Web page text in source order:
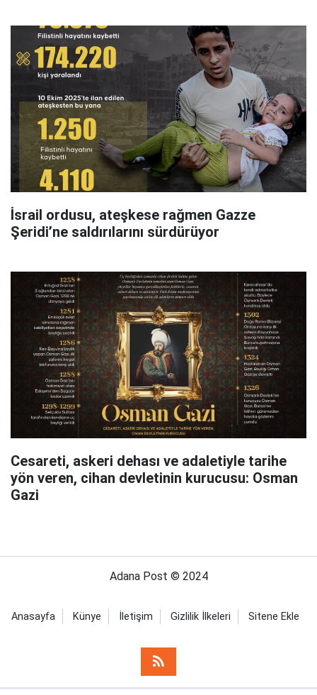
İsrail ordusu, ateşkese rağmen Gazze
Şeridi’ne saldırılarını sürdürüyor
Cesareti, askeri dehası ve adaletiyle tarihe
yön veren, cihan devletinin kurucusu: Osman
Gazi
Adana Post © 2024
Anasayfa Künye İletişim Gizlilik İlkeleri Sitene Ekle